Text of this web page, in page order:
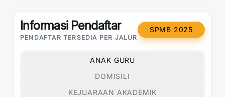
Informasi Pendaftar
PENDAFTAR TERSEDIA PER JALUR
SPMB 2025
ANAK GURU
DOMISILI
KEJUARAAN AKADEMIK